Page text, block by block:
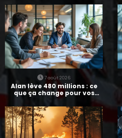
7 août 2026
Alan lève 480 millions : ce
que ça change pour vos
assurances